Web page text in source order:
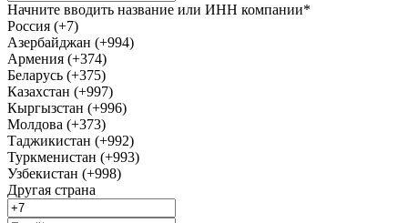
Начните вводить название или ИНН компании*
Россия (+7)
Азербайджан (+994)
Армения (+374)
Беларусь (+375)
Казахстан (+997)
Кыргызстан (+996)
Молдова (+373)
Таджикистан (+992)
Туркменистан (+993)
Узбекистан (+998)
Другая страна